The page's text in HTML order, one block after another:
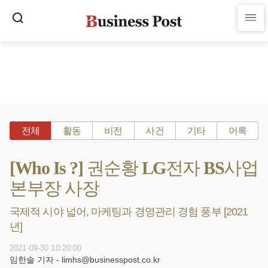
전체 활동 비전 사건 기타 어록
[Who Is ?] 권순황 LG전자 BS사업
본부장 사장
국제적 시야 넓어, 마케팅과 경영관리 경험 풍부 [2021
년]
2021-09-30 10:20:00
임한솔 기자 - limhs@businesspost.co.kr